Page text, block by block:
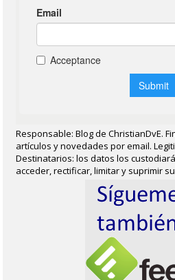
Responsable: Blog de ChristianDvE.
artículos y novedades por email.
Destinatarios: los datos los
acceder, rectificar, limitar y suprimir